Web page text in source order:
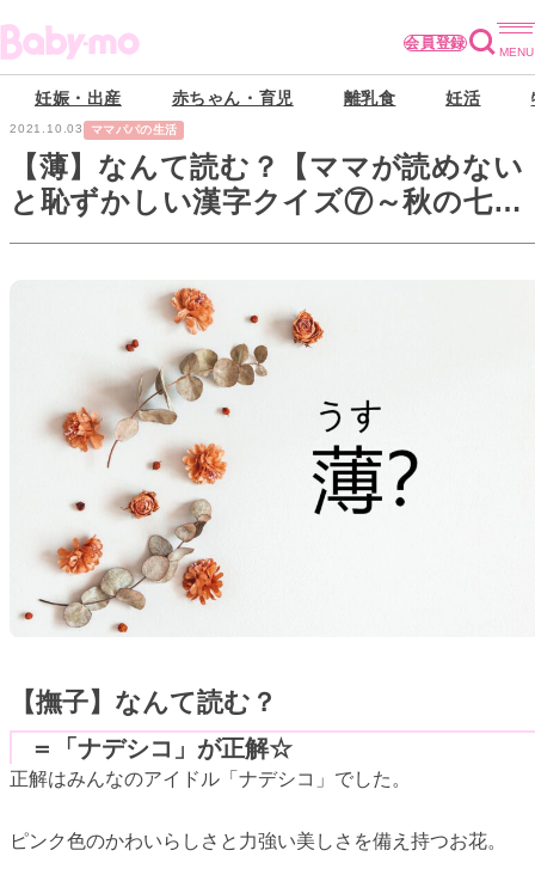
会員登録
妊娠・出産 赤ちゃん・育児 離乳食 妊活
2021.10.03 ママパパの生活
【薄】なんて読む？【ママが読めない
と恥ずかしい漢字クイズ⑦～秋の七草
編～】
【撫子】なんて読む？
＝「ナデシコ」が正解☆
正解はみんなのアイドル「ナデシコ」でした。
ピンク色のかわいらしさと力強い美しさを備え持つお花。